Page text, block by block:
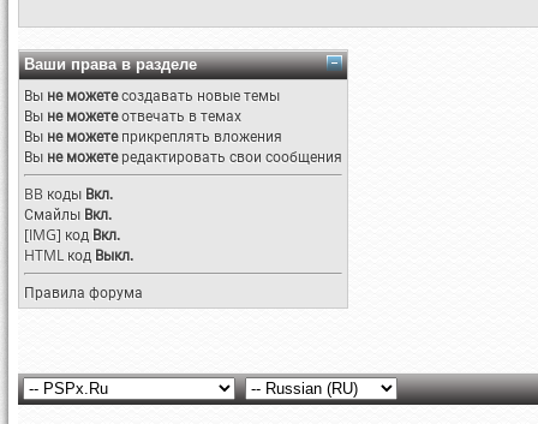
Ваши права в разделе
Вы не можетесоздавать новые темы
Вы не можетеотвечать в темах
Вы не можетеприкреплять вложения
Вы не можетередактировать свои сообщения
BB коды Вкл.
Смайлы Вкл.
[IMG] код Вкл.
HTML код Выкл.
Правила форума